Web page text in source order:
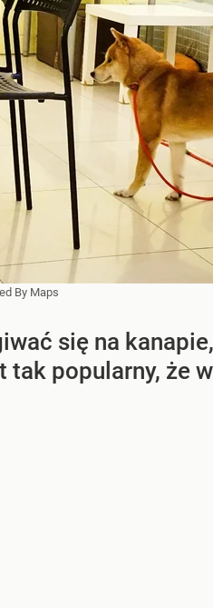
By Maps
się na
popularny, że